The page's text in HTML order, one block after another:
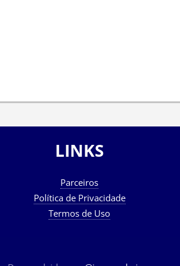
LINKS
Parceiros
Política de Privacidade
Termos de Uso